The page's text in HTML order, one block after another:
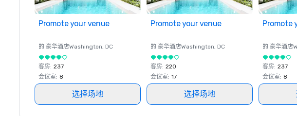
Promote your venue
的 豪华酒店Washington, DC
客房: 237
会议室: 8
选择场地
Promote your venue
的 豪华酒店Washington, DC
客房: 220
会议室: 17
选择场地
Promote
的 豪华酒店
客房: 237
会议室: 8